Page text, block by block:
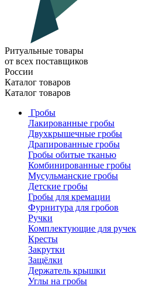
Ритуальные товары
от всех поставщиков
России
Каталог товаров
Каталог товаров
Гробы
Лакированные гробы
Двухкрышечные гробы
Драпированные гробы
Гробы обитые тканью
Комбинированные гробы
Мусульманские гробы
Детские гробы
Гробы для кремации
Фурнитура для гробов
Ручки
Комплектующие для ручек
Кресты
Закрутки
Защёлки
Держатель крышки
Углы на гробы